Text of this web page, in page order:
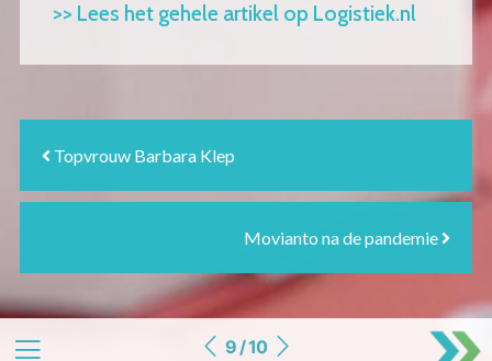
>> Lees het gehele artikel op Logistiek.nl
Topvrouw Barbara Klep
Movianto na de pandemie
9 / 10